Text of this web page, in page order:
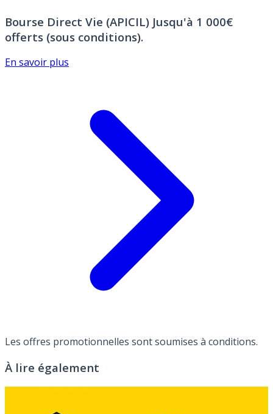
Bourse Direct Vie (APICIL) Jusqu'à 1 000€
offerts (sous conditions).
En savoir plus
Les offres promotionnelles sont soumises à conditions.
À lire également